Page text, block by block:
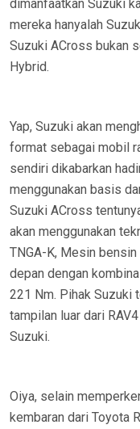
dimanfaatkan Suzuki
mereka hanyalah
Suzuki ACross bukan
Hybrid.
Yap, Suzuki akan
format sebagai mobil
sendiri dikabarkan
menggunakan basis
Suzuki ACross
akan menggunakan
TNGA-K, Mesin
depan dengan
221 Nm. Pihak Suzuki
tampilan luar dari
Suzuki.
Oiya, selain
kembaran dari Toyota